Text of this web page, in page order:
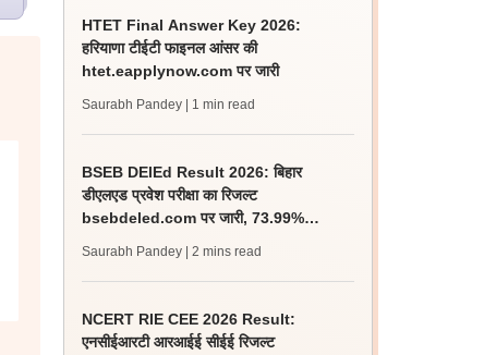
HTET Final Answer Key 2026:
हरियाणा टीईटी फाइनल आंसर की
htet.eapplynow.com पर जारी
Saurabh Pandey | 1 min read
BSEB DElEd Result 2026: बिहार
डीएलएड प्रवेश परीक्षा का रिजल्ट
bsebdeled.com पर जारी, 73.99%
Saurabh Pandey | 2 mins read
NCERT RIE CEE 2026 Result:
एनसीईआरटी आरआईई सीईई रिजल्ट